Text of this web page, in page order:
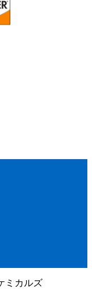
ミカルズ